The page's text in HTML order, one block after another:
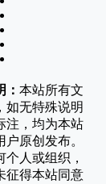
： 本站所有文
如无特殊说明
注，均为本站
户原创发布。
个人或组织，
征得本站同意